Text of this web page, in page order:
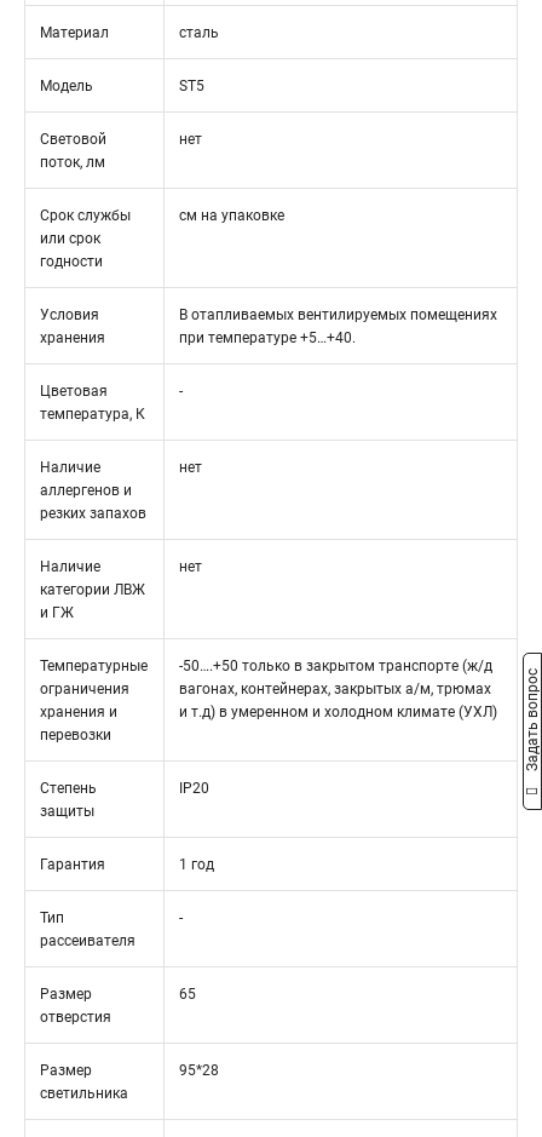
Материал сталь
Модель ST5
Световой
поток, лм
нет
Срок службы
или срок
годности
см на упаковке
Условия
хранения
В отапливаемых вентилируемых помещениях
при температуре +5…+40.
Цветовая
температура, К
-
Наличие
аллергенов и
резких запахов
нет
Наличие
категории ЛВЖ
и ГЖ
нет
Температурные
ограничения
хранения и
перевозки
-50….+50 только в закрытом транспорте (ж/д
вагонах, контейнерах, закрытых а/м, трюмах
и т.д) в умеренном и холодном климате (УХЛ)
Степень
защиты
IP20
Гарантия 1 год
Тип
рассеивателя
-
Размер
отверстия
65
Размер
светильника
95*28
Задать вопрос